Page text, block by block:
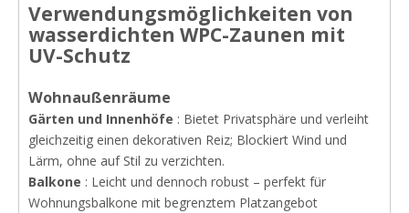
Verwendungsmöglichkeiten von
wasserdichten WPC-Zaunen mit
UV-Schutz
Wohnaußenräume
Gärten und Innenhöfe : Bietet Privatsphäre und verleiht
gleichzeitig einen dekorativen Reiz; Blockiert Wind und
Lärm, ohne auf Stil zu verzichten.
Balkone : Leicht und dennoch robust – perfekt für
Wohnungsbalkone mit begrenztem Platzangebot